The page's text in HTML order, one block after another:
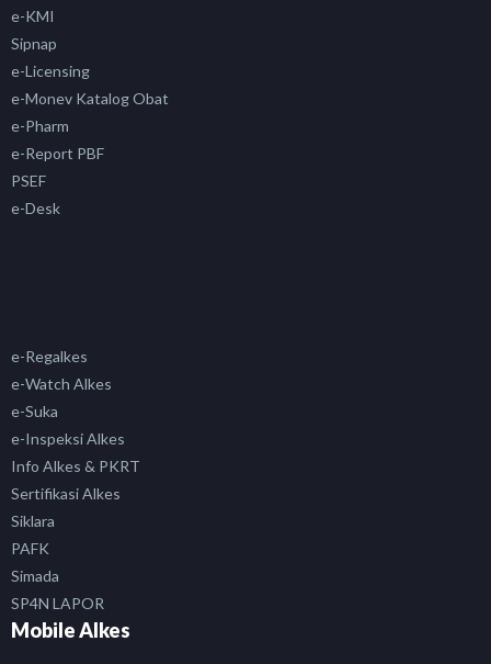
e-KMI
Sipnap
e-Licensing
e-Monev Katalog Obat
e-Pharm
e-Report PBF
PSEF
e-Desk
e-Regalkes
e-Watch Alkes
e-Suka
e-Inspeksi Alkes
Info Alkes & PKRT
Sertifikasi Alkes
Siklara
PAFK
Simada
SP4N LAPOR
Mobile Alkes